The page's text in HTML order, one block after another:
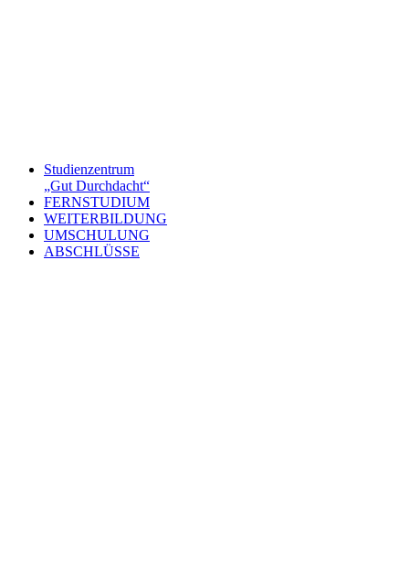
Studienzentrum
„Gut Durchdacht“
FERNSTUDIUM
WEITERBILDUNG
UMSCHULUNG
ABSCHLÜSSE